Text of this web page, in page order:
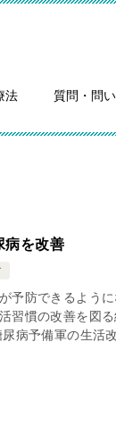
法 質問・問
病を改善
予防できるよう
習慣の改善を図
病予備軍の生活